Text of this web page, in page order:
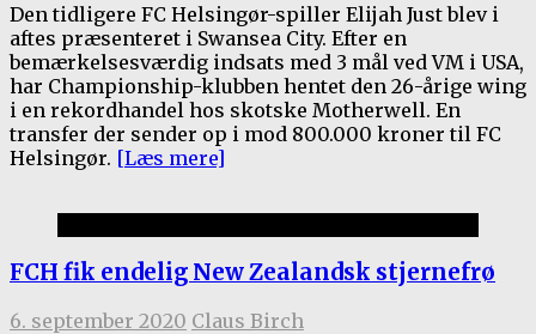
Den tidligere FC Helsingør-spiller Elijah Just blev i
aftes præsenteret i Swansea City. Efter en
bemærkelsesværdig indsats med 3 mål ved VM i USA,
har Championship-klubben hentet den 26-årige wing
i en rekordhandel hos skotske Motherwell. En
transfer der sender op i mod 800.000 kroner til FC
Helsingør. [Læs mere]
FCH fik endelig New Zealandsk stjernefrø
6. september 2020 Claus Birch